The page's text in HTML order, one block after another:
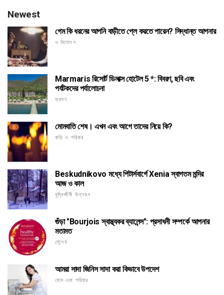
Newest
গেম কি ধরনের আপনি বাড়ীতে প্লে করতে পারেন? সিদ্ধান্ত আপনার
ও বিনোদন
Marmaris রিসোর্ট ডিলাক্স হোটেল 5 *: বিবরণ, ছবি এবং
পর্যটকদের পর্যালোচনা
ভ্রমণ
মোমবাতি শেষ। এখন এবং আগে তাদের নিয়ে কি?
বাড়ি ও পরিবার
Beskudnikovo মধ্যে পিটার্সবার্গে Xenia স্বাগতম মন্দির
আজ ও কাল
বুদ্ধিজীবী উন্নয়ন
গুঁড়া "Bourjois স্বাস্থ্যকর ব্যালেন্স": প্রসাধনী সম্পর্কে আপনার
মতামত
সৌন্দর্য
আমরা সাদা জিনিস সাদা করা কিভাবে উপদেশ
হোম এবং পরিবার